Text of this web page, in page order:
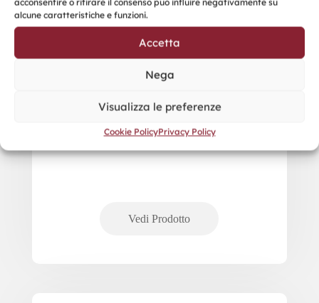
acconsentire o ritirare il consenso può influire negativamente su
alcune caratteristiche e funzioni.
Accetta
Nega
Visualizza le preferenze
Cookie PolicyPrivacy Policy